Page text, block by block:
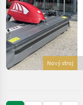
Nový stroj